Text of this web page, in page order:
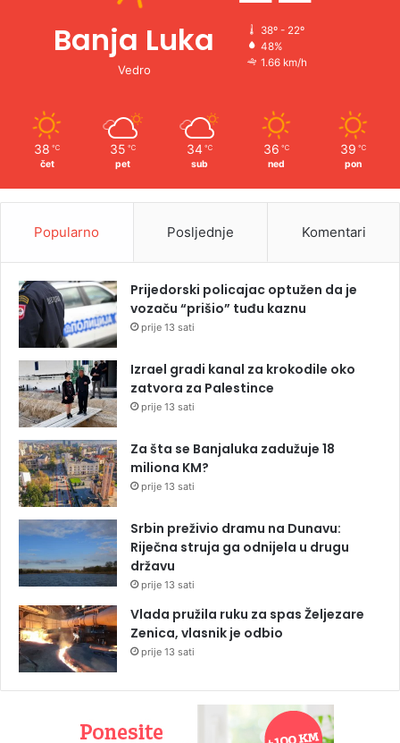
Banja Luka
Vedro
38º - 22º
48%
1.66 km/h
38 ℃
čet
35 ℃
pet
34 ℃
sub
36 ℃
ned
39 ℃
pon
Popularno Posljednje Komentari
Prijedorski policajac optužen da je
vozaču “prišio” tuđu kaznu
prije 13 sati
Izrael gradi kanal za krokodile oko
zatvora za Palestince
prije 13 sati
Za šta se Banjaluka zadužuje 18
miliona KM?
prije 13 sati
Srbin preživio dramu na Dunavu:
Riječna struja ga odnijela u drugu
državu
prije 13 sati
Vlada pružila ruku za spas Željezare
Zenica, vlasnik je odbio
prije 13 sati